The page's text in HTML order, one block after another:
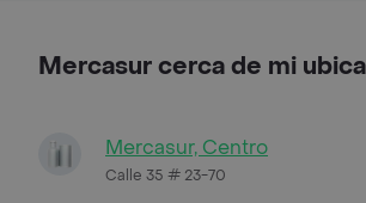
Mercasur cerca de mi
Mercasur, Centro
Calle 35 # 23-70